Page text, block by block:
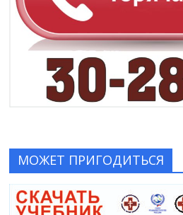
МОЖЕТ ПРИГОДИТЬСЯ